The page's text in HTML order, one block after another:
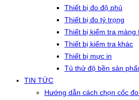
Thiết bị đo độ phủ
Thiết bị đo tỷ trọng
Thiết bị kiểm tra màng
Thiết bị kiểm tra khác
Thiết bị mực in
Tủ thử độ bền sản
TIN TỨC
Hướng dẫn cách chọn cốc